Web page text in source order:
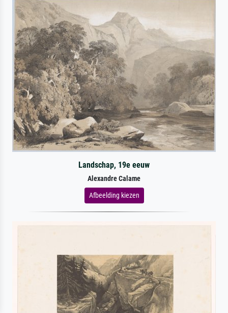
Landschap, 19e eeuw
Alexandre Calame
Afbeelding kiezen